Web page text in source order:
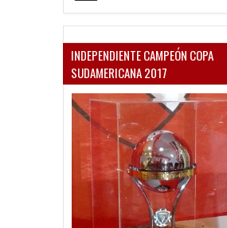
INDEPENDIENTE CAMPEÓN COPA
SUDAMERICANA 2017